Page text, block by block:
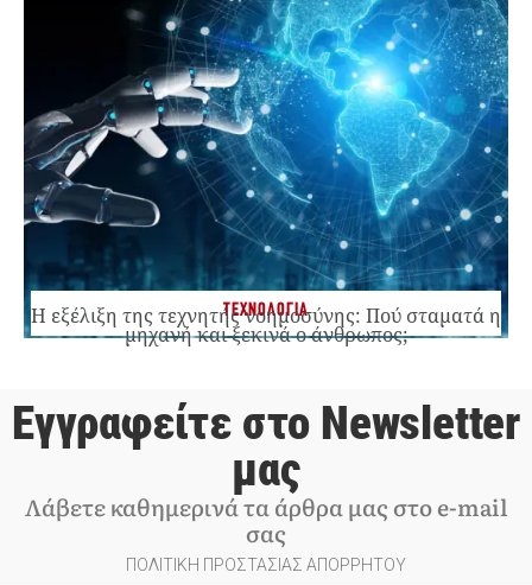
ΤΕΧΝΟΛΟΓΙΑ
Η εξέλιξη της τεχνητής νοημοσύνης: Πού σταματά η
μηχανή και ξεκινά ο άνθρωπος;
Εγγραφείτε στο Newsletter
μας
Λάβετε καθημερινά τα άρθρα μας στο e-mail
σας
ΠΟΛΙΤΙΚΗ ΠΡΟΣΤΑΣΙΑΣ ΑΠΟΡΡΗΤΟΥ